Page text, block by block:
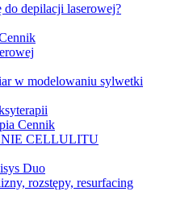
do depilacji laserowej?
w modelowaniu sylwetki
Cennik
CELLULITU
Duo
rozstępy, resurfacing